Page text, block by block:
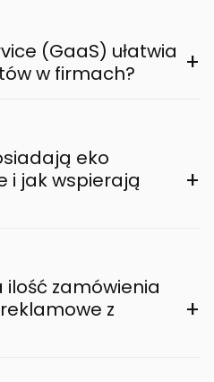
(GaaS) ułatwia
w firmach?
+
eko
i jak wspierają
+
zamówienia
z
+